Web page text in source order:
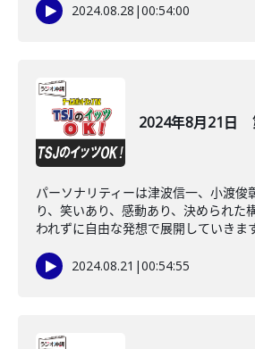
2024.08.28 |00:54:00
2024年8月21日
パーソナリティーは津波信一、小渡俊
り、笑いあり、感動あり、決められた
われずに自由な発想で展開していきます
2024.08.21 |00:54:55